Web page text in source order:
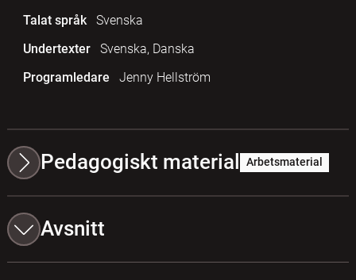
Talat språk
Svenska
Undertexter
Svenska, Danska
Programledare
Jenny Hellström
Pedagogiskt material Arbetsmaterial
Avsnitt